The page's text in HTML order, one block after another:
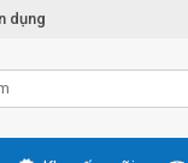
dụng